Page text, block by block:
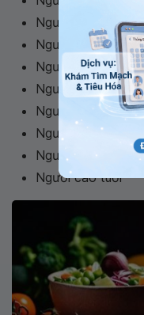
Người có mức
Người mắc bệnh
Người có áp lực
Người béo phì
Người trải qua
Người hút thuốc lá
Người tiêu thụ bia
Người cao tuổi